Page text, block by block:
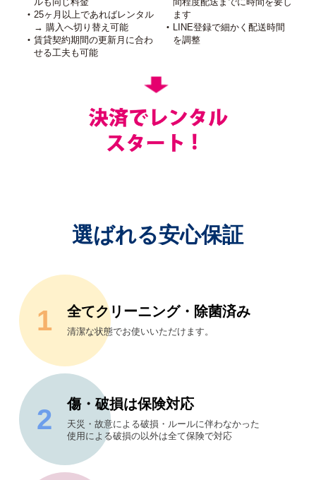
25ヶ月以上であればレンタル
→ 購入へ切り替え可能
賃貸契約期間の更新月に合わ
せる工夫も可能
ます
LINE登録で細かく配送時間
を調整
選ばれる安心保証
全てクリーニング・除菌済み
清潔な状態でお使いいただけます。
傷・破損は保険対応
天災・故意による破損・ルールに伴わなかった
使用による破損の以外は全て保険で対応